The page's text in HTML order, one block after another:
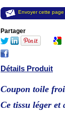
Envoyer cette page
Partager
Détails Produit
Coupon toile
Ce tissu léger et